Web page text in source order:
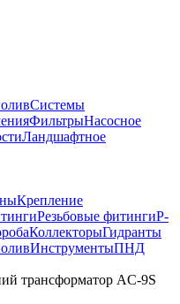
Системы
ФильтрыНасосное
Ландшафтное
Крепление
Резьбовые фитингиP-
КоллекторыГидранты
ИнструментыПНД
трансформатор AC-9S